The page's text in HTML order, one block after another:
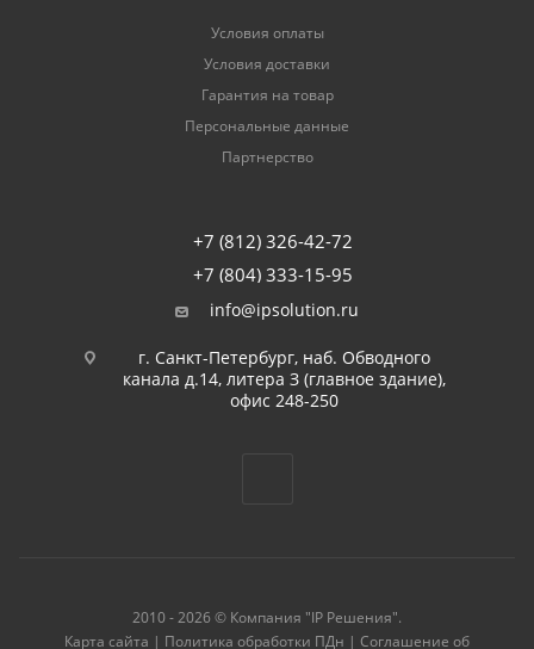
Условия оплаты
Условия доставки
Гарантия на товар
Персональные данные
Партнерство
+7 (812) 326-42-72
+7 (804) 333-15-95
info@ipsolution.ru
г. Санкт-Петербург, наб. Обводного
канала д.14, литера З (главное здание),
офис 248-250
2010 - 2026 © Компания "IP Решения".
Карта сайта | Политика обработки ПДн | Соглашение об